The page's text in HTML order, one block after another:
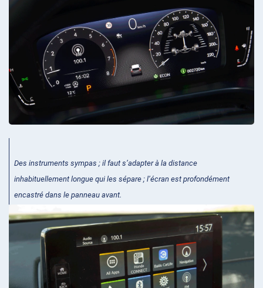
Des instruments sympas ; il faut s’adapter à la distance
inhabituellement longue qui les sépare ; l’écran est profondément
encastré dans le panneau avant.